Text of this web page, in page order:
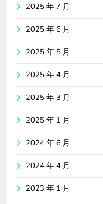
2025 年 7 月
2025 年 6 月
2025 年 5 月
2025 年 4 月
2025 年 3 月
2025 年 1 月
2024 年 6 月
2024 年 4 月
2023 年 1 月